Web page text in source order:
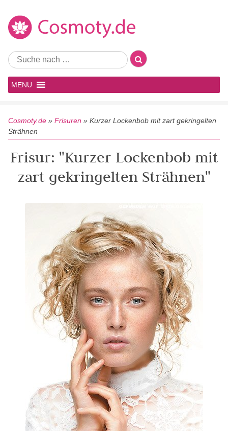
MENU
Cosmoty.de » Frisuren » Kurzer Lockenbob mit zart gekringelten
Strähnen
Frisur: "Kurzer Lockenbob mit
zart gekringelten Strähnen"